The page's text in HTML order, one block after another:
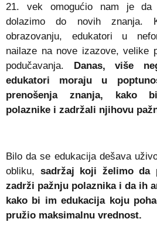
21. vek omogućio nam je
dolazimo do novih znanja.
obrazovanju, edukatori u
nailaze na nove izazove, velike
podučavanja. Danas, više
edukatori moraju u
prenošenja znanja, kako
polaznike i zadržali njihovu
Bilo da se edukacija dešava
obliku, sadržaj koji želimo da
zadrži pažnju polaznika i da ih
kako bi im edukacija koju
pružio maksimalnu vrednost.